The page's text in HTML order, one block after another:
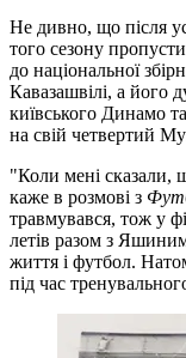
Не дивно, що після
того сезону
до національної
Кавазашвілі, а його
київського Динамо
на свій четвертий
"Коли мені сказали,
каже в розмові з
травмувався, тож у
летів разом з
життя і футбол.
під час